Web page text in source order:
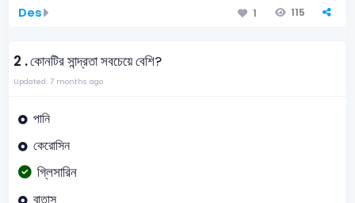
Des 1 115
2 .কোনটির সান্দ্রতা সবচেয়ে বেশি?
Updated: 7 months ago
পানি
কেরোসিন
গ্লিসারিন